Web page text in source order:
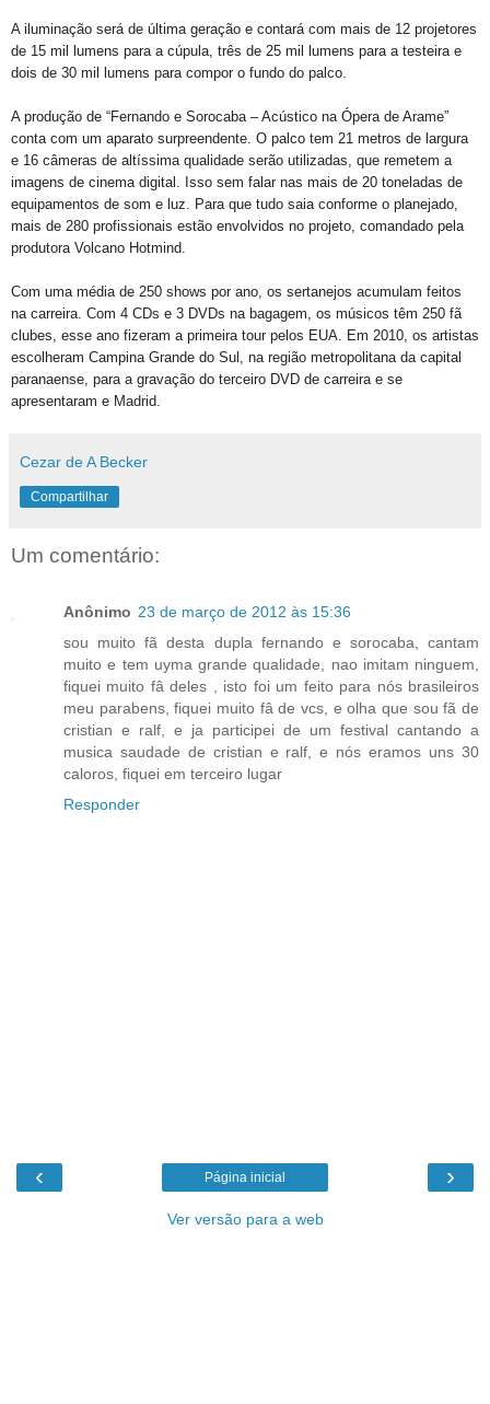
A iluminação será de última geração e contará com mais de 12 projetores
de 15 mil lumens para a cúpula, três de 25 mil lumens para a testeira e
dois de 30 mil lumens para compor o fundo do palco.
A produção de “Fernando e Sorocaba – Acústico na Ópera de Arame”
conta com um aparato surpreendente. O palco tem 21 metros de largura
e 16 câmeras de altíssima qualidade serão utilizadas, que remetem a
imagens de cinema digital. Isso sem falar nas mais de 20 toneladas de
equipamentos de som e luz. Para que tudo saia conforme o planejado,
mais de 280 profissionais estão envolvidos no projeto, comandado pela
produtora Volcano Hotmind.
Com uma média de 250 shows por ano, os sertanejos acumulam feitos
na carreira. Com 4 CDs e 3 DVDs na bagagem, os músicos têm 250 fã
clubes, esse ano fizeram a primeira tour pelos EUA. Em 2010, os artistas
escolheram Campina Grande do Sul, na região metropolitana da capital
paranaense, para a gravação do terceiro DVD de carreira e se
apresentaram e Madrid.
Cezar de A Becker
Compartilhar
Um comentário:
Anônimo 23 de março de 2012 às 15:36
sou muito fã desta dupla fernando e sorocaba, cantam
muito e tem uyma grande qualidade, nao imitam ninguem,
fiquei muito fâ deles , isto foi um feito para nós brasileiros
meu parabens, fiquei muito fâ de vcs, e olha que sou fã de
cristian e ralf, e ja participei de um festival cantando a
musica saudade de cristian e ralf, e nós eramos uns 30
caloros, fiquei em terceiro lugar
Responder
‹ ›
Página inicial
Ver versão para a web